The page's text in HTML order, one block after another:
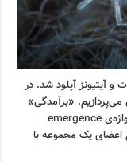
و آیتیونز آپلود شد. در
می‌پردازیم. «برآمدگی»
که در فارسی ظهوریافتگی نیز ترجمه شده، ترجمه‌ی واژه‌ی emergence
اعضای یک مجموعه با